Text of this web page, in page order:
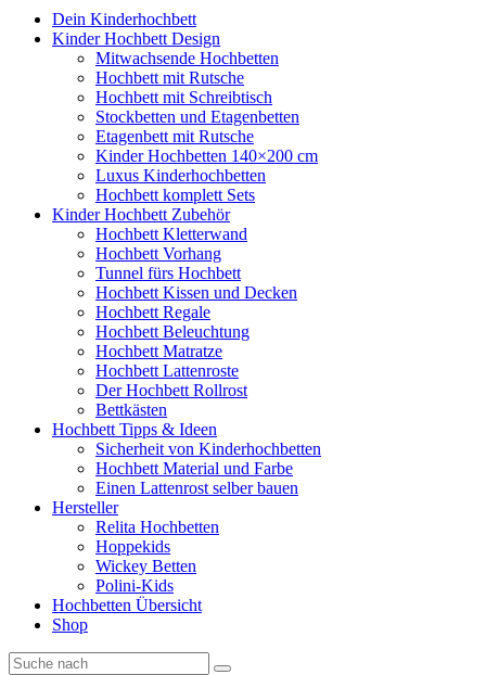
Dein Kinderhochbett
Kinder Hochbett Design
Mitwachsende Hochbetten
Hochbett mit Rutsche
Hochbett mit Schreibtisch
Stockbetten und Etagenbetten
Etagenbett mit Rutsche
Kinder Hochbetten 140×200 cm
Luxus Kinderhochbetten
Hochbett komplett Sets
Kinder Hochbett Zubehör
Hochbett Kletterwand
Hochbett Vorhang
Tunnel fürs Hochbett
Hochbett Kissen und Decken
Hochbett Regale
Hochbett Beleuchtung
Hochbett Matratze
Hochbett Lattenroste
Der Hochbett Rollrost
Bettkästen
Hochbett Tipps & Ideen
Sicherheit von Kinderhochbetten
Hochbett Material und Farbe
Einen Lattenrost selber bauen
Hersteller
Relita Hochbetten
Hoppekids
Wickey Betten
Polini-Kids
Hochbetten Übersicht
Shop